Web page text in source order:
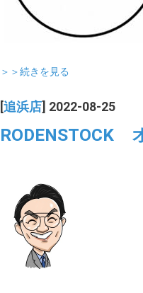
＞＞続きを見る
追浜店 ] 2022-08-25
RODENSTOCK